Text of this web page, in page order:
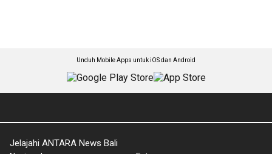
Unduh Mobile Apps untuk iOS dan Android
Jelajahi ANTARA News Bali